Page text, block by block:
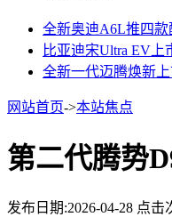
全新奥迪A6L推四款
比亚迪宋Ultra EV上
全新一代迈腾焕新
网站首页->本站焦点
第二代腾势
发布日期:2026-04-28 点击